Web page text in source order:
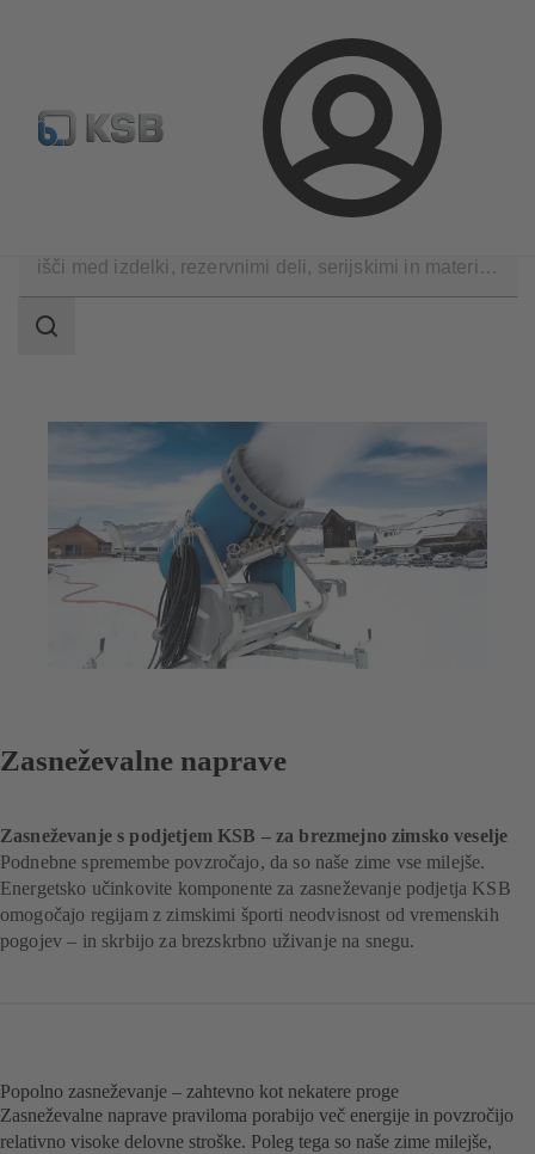
Prijava
Standardno iskanje rezervih delov Konfiguracija
Zasneževalne naprave
iskanja
področje
Zasneževalne naprave
Zasneževanje s podjetjem KSB – za brezmejno zimsko veselje
Podnebne spremembe povzročajo, da so naše zime vse milejše.
Energetsko učinkovite komponente za zasneževanje podjetja KSB
omogočajo regijam z zimskimi športi neodvisnost od vremenskih
pogojev – in skrbijo za brezskrbno uživanje na snegu.
Popolno zasneževanje – zahtevno kot nekatere proge
Zasneževalne naprave praviloma porabijo več energije in povzročijo
relativno visoke delovne stroške. Poleg tega so naše zime milejše,